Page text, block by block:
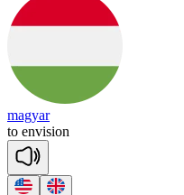
magyar
to envision